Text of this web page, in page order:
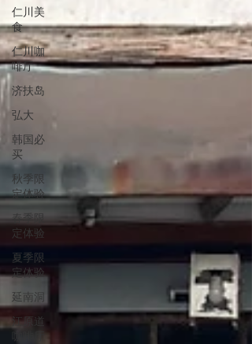
仁川美
食
仁川咖
啡厅
济扶岛
弘大
韩国必
买
秋季限
定体验
春季限
定体验
夏季限
定体验
延南洞
江原道
咖啡厅